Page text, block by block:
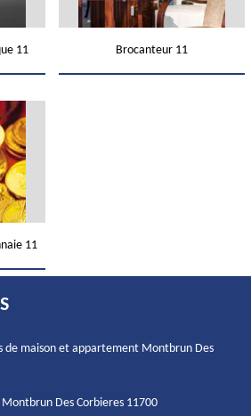
11 Brocanteur 11
11
de maison et appartement Montbrun Des
Des Corbieres 11700